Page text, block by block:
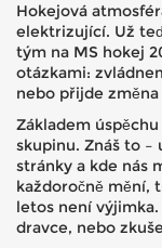
Hokejová
elektrizující. Už
tým na MS hokej
otázkami:
nebo přijde
Základem
skupinu. Znáš to –
stránky a kde nás
každoročně mění,
letos není
dravce, nebo